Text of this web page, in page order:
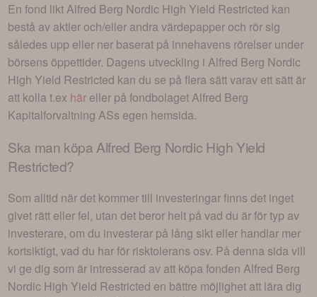
En fond liktAlfred Berg Nordic High Yield Restricted kan
bestå av aktier och/eller andra värdepapper och rör sig
således upp eller ner baserat på innehavens rörelser under
börsens öppettider. Dagens utveckling iAlfred Berg Nordic
High Yield Restricted kan du se på flera sätt varav ett sätt är
att kolla t.ex här eller på fondbolagetAlfred Berg
Kapitalforvaltning ASs egen hemsida.
Ska man köpa Alfred Berg Nordic High Yield
Restricted?
Som alltid när det kommer till investeringar finns det inget
givet rätt eller fel, utan det beror helt på vad du är för typ av
investerare, om du investerar på lång sikt eller handlar mer
kortsiktigt, vad du har för risktolerans osv. På denna sida vill
vi ge dig som är intresserad av att köpa fondenAlfred Berg
Nordic High Yield Restricted en bättre möjlighet att lära dig